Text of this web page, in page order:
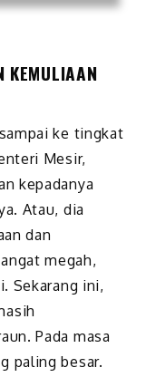
KEMULIAAN
ke tingkat
Mesir,
kepadanya
Atau, dia
dan
megah,
Sekarang ini,
Pada masa
paling besar.